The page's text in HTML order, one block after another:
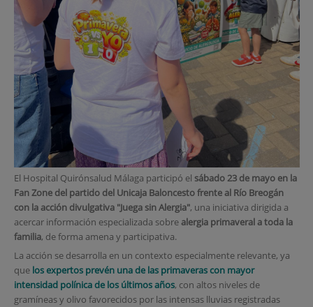
El Hospital Quirónsalud Málaga participó el sábado 23 de mayo en la
Fan Zone del partido del Unicaja Baloncesto frente al Río Breogán
con la acción divulgativa "Juega sin Alergia", una iniciativa dirigida a
acercar información especializada sobre alergia primaveral a toda la
familia, de forma amena y participativa.
La acción se desarrolla en un contexto especialmente relevante, ya
que los expertos prevén una de las primaveras con mayor
intensidad polínica de los últimos años, con altos niveles de
gramíneas y olivo favorecidos por las intensas lluvias registradas